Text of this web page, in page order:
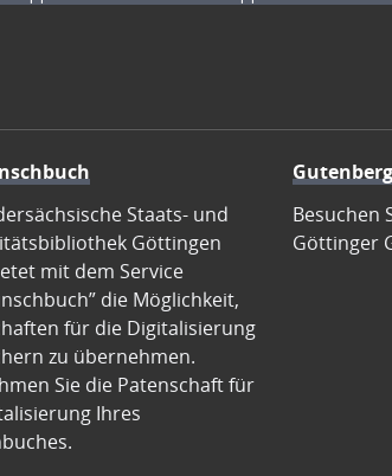
Staats- und
Göttingen
mit dem Service
die Möglichkeit,
für die Digitalisierung
zu übernehmen.
Sie die Patenschaft für
Ihres
Besuchen
Göttinger